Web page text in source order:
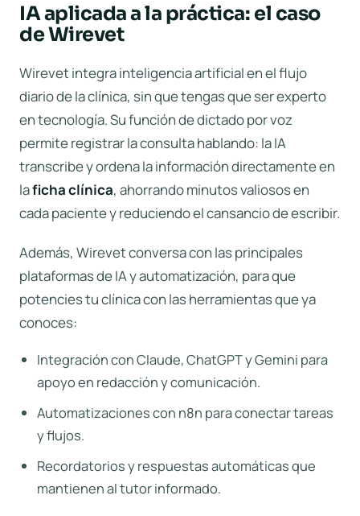
IA aplicada a la práctica: el caso
de Wirevet
Wirevet integra inteligencia artificial en el flujo
diario de la clínica, sin que tengas que ser experto
en tecnología. Su función dedictado por voz
permite registrar la consulta hablando: la IA
transcribe y ordena la información directamente en
laficha clínica, ahorrando minutos valiosos en
cada paciente y reduciendo el cansancio de escribir.
Además, Wirevet conversa con las principales
plataformas de IA y automatización, para que
potencies tu clínica con las herramientas que ya
conoces:
Integración conClaude,ChatGPTyGemini para
apoyo en redacción y comunicación.
Automatizaciones con n8n para conectar tareas
y flujos.
Recordatorios y respuestas automáticas que
mantienen al tutor informado.